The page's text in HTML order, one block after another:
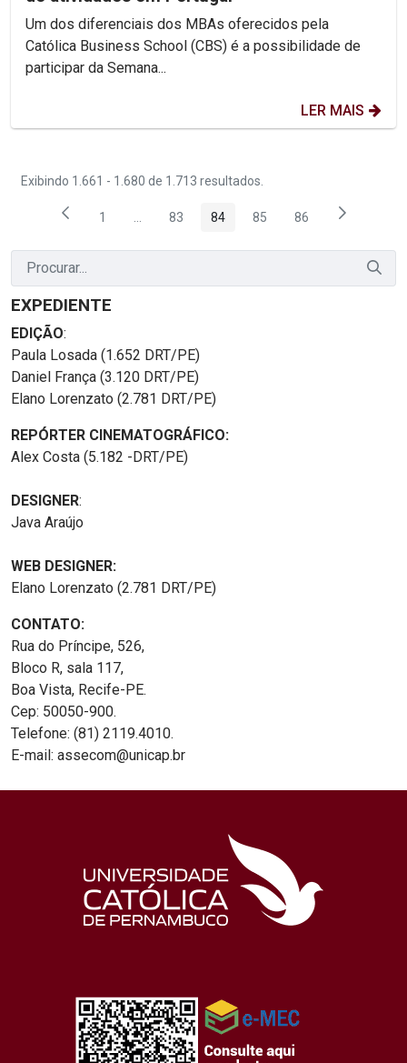
Um dos diferenciais dos MBAs oferecidos pela
Católica Business School (CBS) é a possibilidade de
participar da Semana...
LER MAIS
Exibindo 1.661 - 1.680 de 1.713 resultados.
Página
1 Páginas intermediárias Usar ABA para
Página
83 Página
84 Página
85 Página
86
EXPEDIENTE
EDIÇÃO:
Paula Losada (1.652 DRT/PE)
Daniel França (3.120 DRT/PE)
Elano Lorenzato (2.781 DRT/PE)
REPÓRTER CINEMATOGRÁFICO:
Alex Costa (5.182 -DRT/PE)
DESIGNER:
Java Araújo
WEB DESIGNER:
Elano Lorenzato (2.781 DRT/PE)
CONTATO:
Rua do Príncipe, 526,
Bloco R, sala 117,
Boa Vista, Recife-PE.
Cep: 50050-900.
Telefone: (81) 2119.4010.
E-mail: assecom@unicap.br